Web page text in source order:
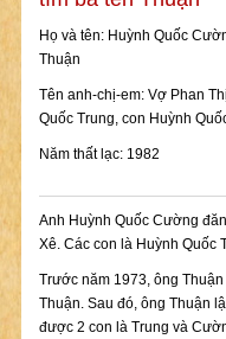
Họ và tên: Huỳnh Quốc
Thuận
Tên anh-chị-em: Vợ Phan
Quốc Trung, con Huỳnh
Năm thất lạc: 1982
Anh Huỳnh Quốc Cường
Xê. Các con là Huỳnh Quốc
Trước năm 1973, ông
Thuận. Sau đó, ông Thuận
được 2 con là Trung và